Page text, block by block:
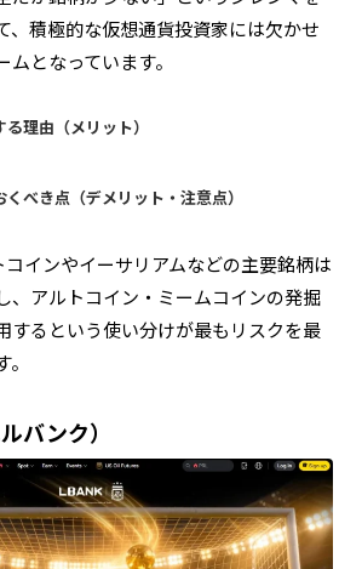
、積極的な仮想通貨投資家には欠かせ
となっています。
理由（メリット）
アプリと使いやすい設計
べき点（デメリット・注意点）
リティインシデント
トが限定的
インやイーサリアムなどの主要銘柄は
、アルトコイン・ミームコインの発掘
するという使い分けが最もリスクを最
バンク）